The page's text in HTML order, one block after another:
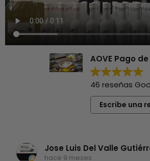
AOVE Pago de
46 reseñas
Escribe una
Jose Luis Del Valle
hace 9 meses